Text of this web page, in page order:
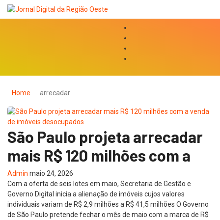
Home arrecadar
São Paulo projeta arrecadar
mais R$ 120 milhões com a
Admin maio 24, 2026
Com a oferta de seis lotes em maio, Secretaria de Gestão e
Governo Digital inicia a alienação de imóveis cujos valores
individuais variam de R$ 2,9 milhões a R$ 41,5 milhões O Governo
de São Paulo pretende fechar o mês de maio com a marca de R$